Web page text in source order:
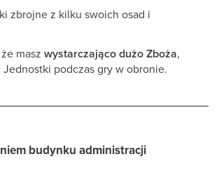
zbrojne z kilku swoich osad i
masz wystarczająco dużo Zboża,
podczas gry w obronie.
budynku administracji